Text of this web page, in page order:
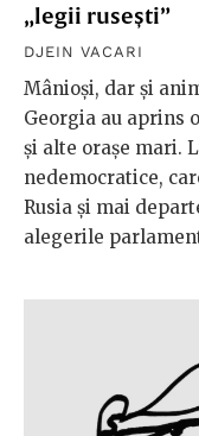
„legii rusești”
DJEIN VACARI
Mânioși, dar și
Georgia au aprins
și alte orașe mari.
nedemocratice,
Rusia și mai
alegerile